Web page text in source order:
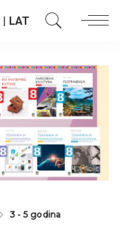
| LAT
3 - 5 godina